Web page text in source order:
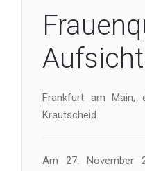
Frankfurt am Main,
Krautscheid
Am 27. November